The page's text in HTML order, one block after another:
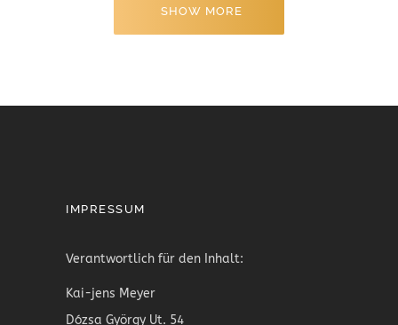
SHOW MORE
IMPRESSUM
Verantwortlich für den Inhalt:
Kai-jens Meyer
Dózsa György Ut. 54